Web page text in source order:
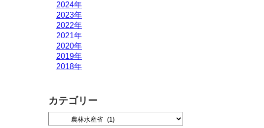
2024年
2023年
2022年
2021年
2020年
2019年
2018年
カテゴリー